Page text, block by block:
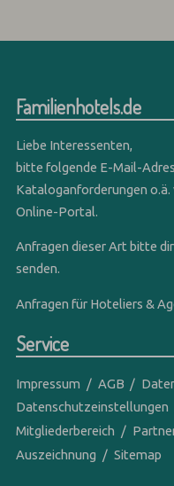
Familienhotels.de
Liebe Interessenten,
bitte folgende E-Mail-
Kataloganforderungen o.ä.
Online-Portal.
Anfragen dieser Art bitte
senden.
Anfragen für Hoteliers &
Service
Impressum AGB
Datenschutzeinstellungen
Mitgliederbereich
Auszeichnung
Sitemap